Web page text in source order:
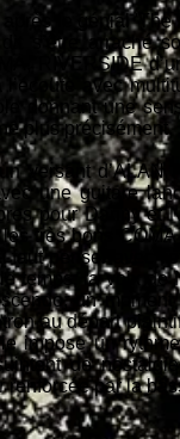
le génial
s’être arraché
RIVERSIDE
avec
donnant une
plus précisément.
versant
une guitare
pour Danny
très bons
penser avec
temps; la voix de
un
au départ
impose un
de
par la